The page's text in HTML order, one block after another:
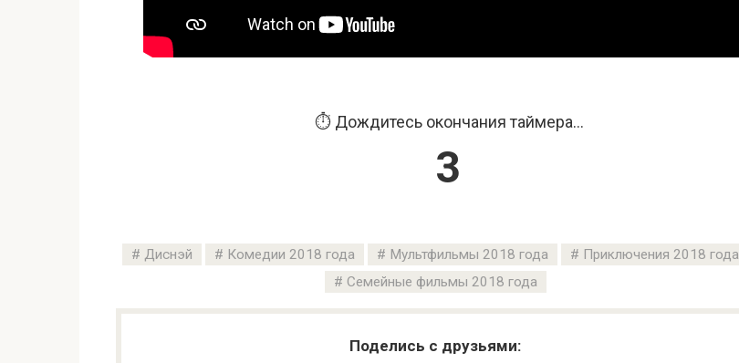
⏱️ Дождитесь окончания таймера...
2
Диснэй Комедии 2018 года Мультфильмы 2018 года
Приключения 2018 года
Семейные фильмы 2018 года
Поделись с друзьями: